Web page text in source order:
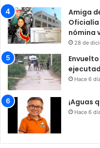
Amiga
nómina
28 de
Hace 6
¡Aguas
Hace 6